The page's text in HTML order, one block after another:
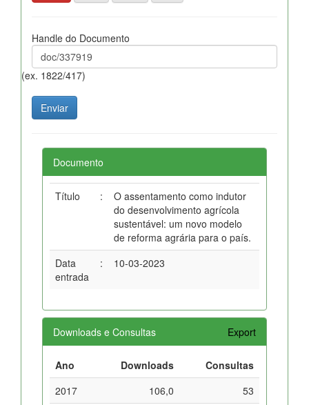
Handle do Documento
(ex. 1822/417)
Documento
Título :
O assentamento como indutor
do desenvolvimento agrícola
sustentável: um novo modelo
de reforma agrária para o país.
Data
entrada
: 10-03-2023
Downloads e Consultas Export
Ano Downloads
Consultas
2017
106,0
53